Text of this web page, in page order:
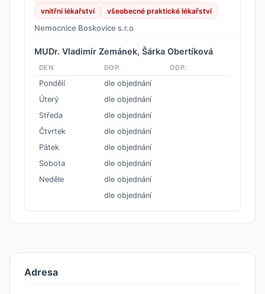
vnitřní lékařství
všeobecné praktické lékařství
Nemocnice Boskovice s.r.o
MUDr. Vladimír Zemánek, Šárka Obertíková
DEN DOP. ODP.
Pondělí
dle objednání
Úterý
dle objednání
Středa
dle objednání
Čtvrtek
dle objednání
Pátek
dle objednání
Sobota
dle objednání
Neděle
dle objednání
dle objednání
Adresa